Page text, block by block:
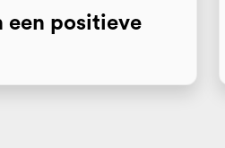
een positieve